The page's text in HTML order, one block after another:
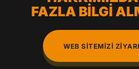
FAZLA BILGI
WEB SITEMIZI